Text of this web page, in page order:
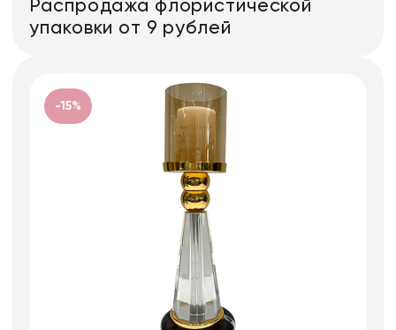
Распродажа флористической
упаковки от 9 рублей
-15%